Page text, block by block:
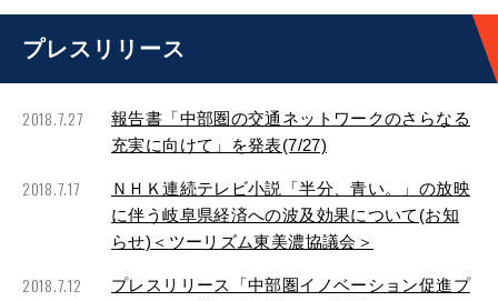
プレスリリース
2018.7.27
報告書「中部圏の交通ネットワークのさらなる
充実に向けて」を発表(7/27)
2018.7.17
ＮＨＫ連続テレビ小説「半分、青い。」の放映
に伴う岐阜県経済への波及効果について(お知
らせ)＜ツーリズム東美濃協議会＞
2018.7.12
プレスリリース「中部圏イノベーション促進プ